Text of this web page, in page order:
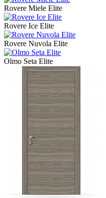
Rovere Miele Elite
Rovere Ice Elite
Rovere Nuvola Elite
Olmo Seta Elite